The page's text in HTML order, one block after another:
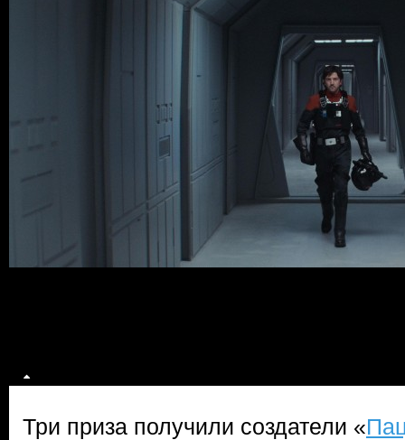
Три приза получили создатели «